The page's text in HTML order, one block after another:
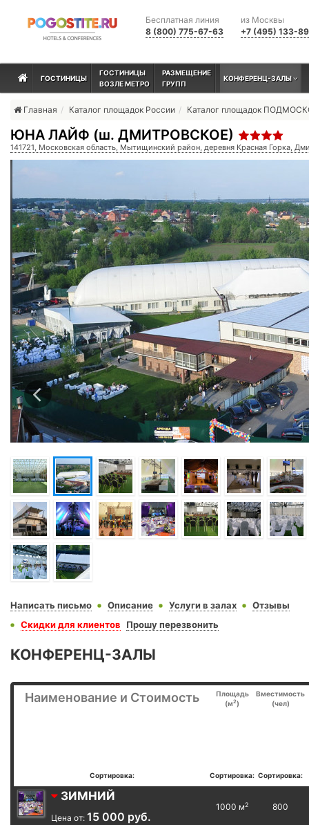
из Москвы
+7 (495) 133-
Бесплатная линия
8 (800) 775-67-63
ГОСТИНИЦЫ
ГОСТИНИЦЫ
ВОЗЛЕ МЕТРО
РАЗМЕЩЕНИЕ
ГРУПП
КОНФЕРЕНЦ-ЗАЛЫ
Главная Каталог площадок России Каталог площадок
ЮНА ЛАЙФ (ш. ДМИТРОВСКОЕ)
141721, Московская область, Мытищинский район, деревня Красная Горка,
Написать письмо Описание Услуги в залах
Отзывы
Скидки для клиентов
Прошу перезвонить
КОНФЕРЕНЦ-ЗАЛЫ
Наименование и Стоимость
Площадь
(м2)
Вместимость
(чел)
Сортировка: Сортировка: Сортировка:
ЗИМНИЙ
Цена от: 15 000 руб.
1000 м2 800